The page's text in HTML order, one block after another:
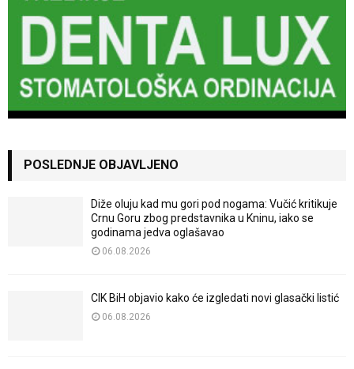
POSLEDNJE OBJAVLJENO
Diže oluju kad mu gori pod nogama: Vučić kritikuje
Crnu Goru zbog predstavnika u Kninu, iako se
godinama jedva oglašavao
06.08.2026
CIK BiH objavio kako će izgledati novi glasački listić
06.08.2026